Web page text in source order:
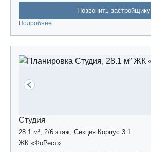
Позвонить застройщику
Подробнее
Студия
28.1 м², 2/6 этаж, Секция Корпус 3.1
ЖК «ФоРест»